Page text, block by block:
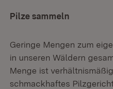
Pilze sammeln
Geringe Mengen zum
in unseren Wäldern
Menge ist
schmackhaftes